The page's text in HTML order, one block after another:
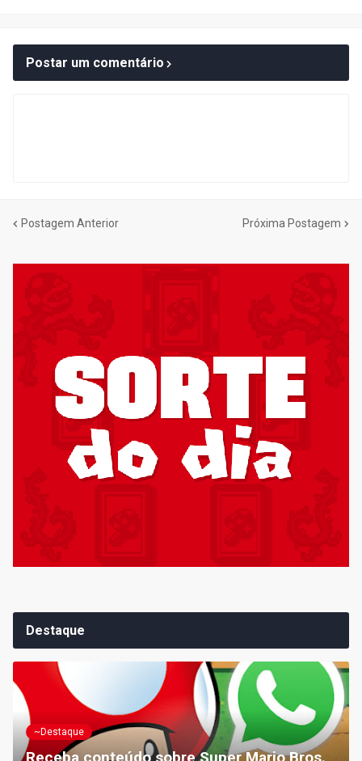
Postar um comentário
Postagem Anterior Próxima Postagem
Destaque
~Destaque